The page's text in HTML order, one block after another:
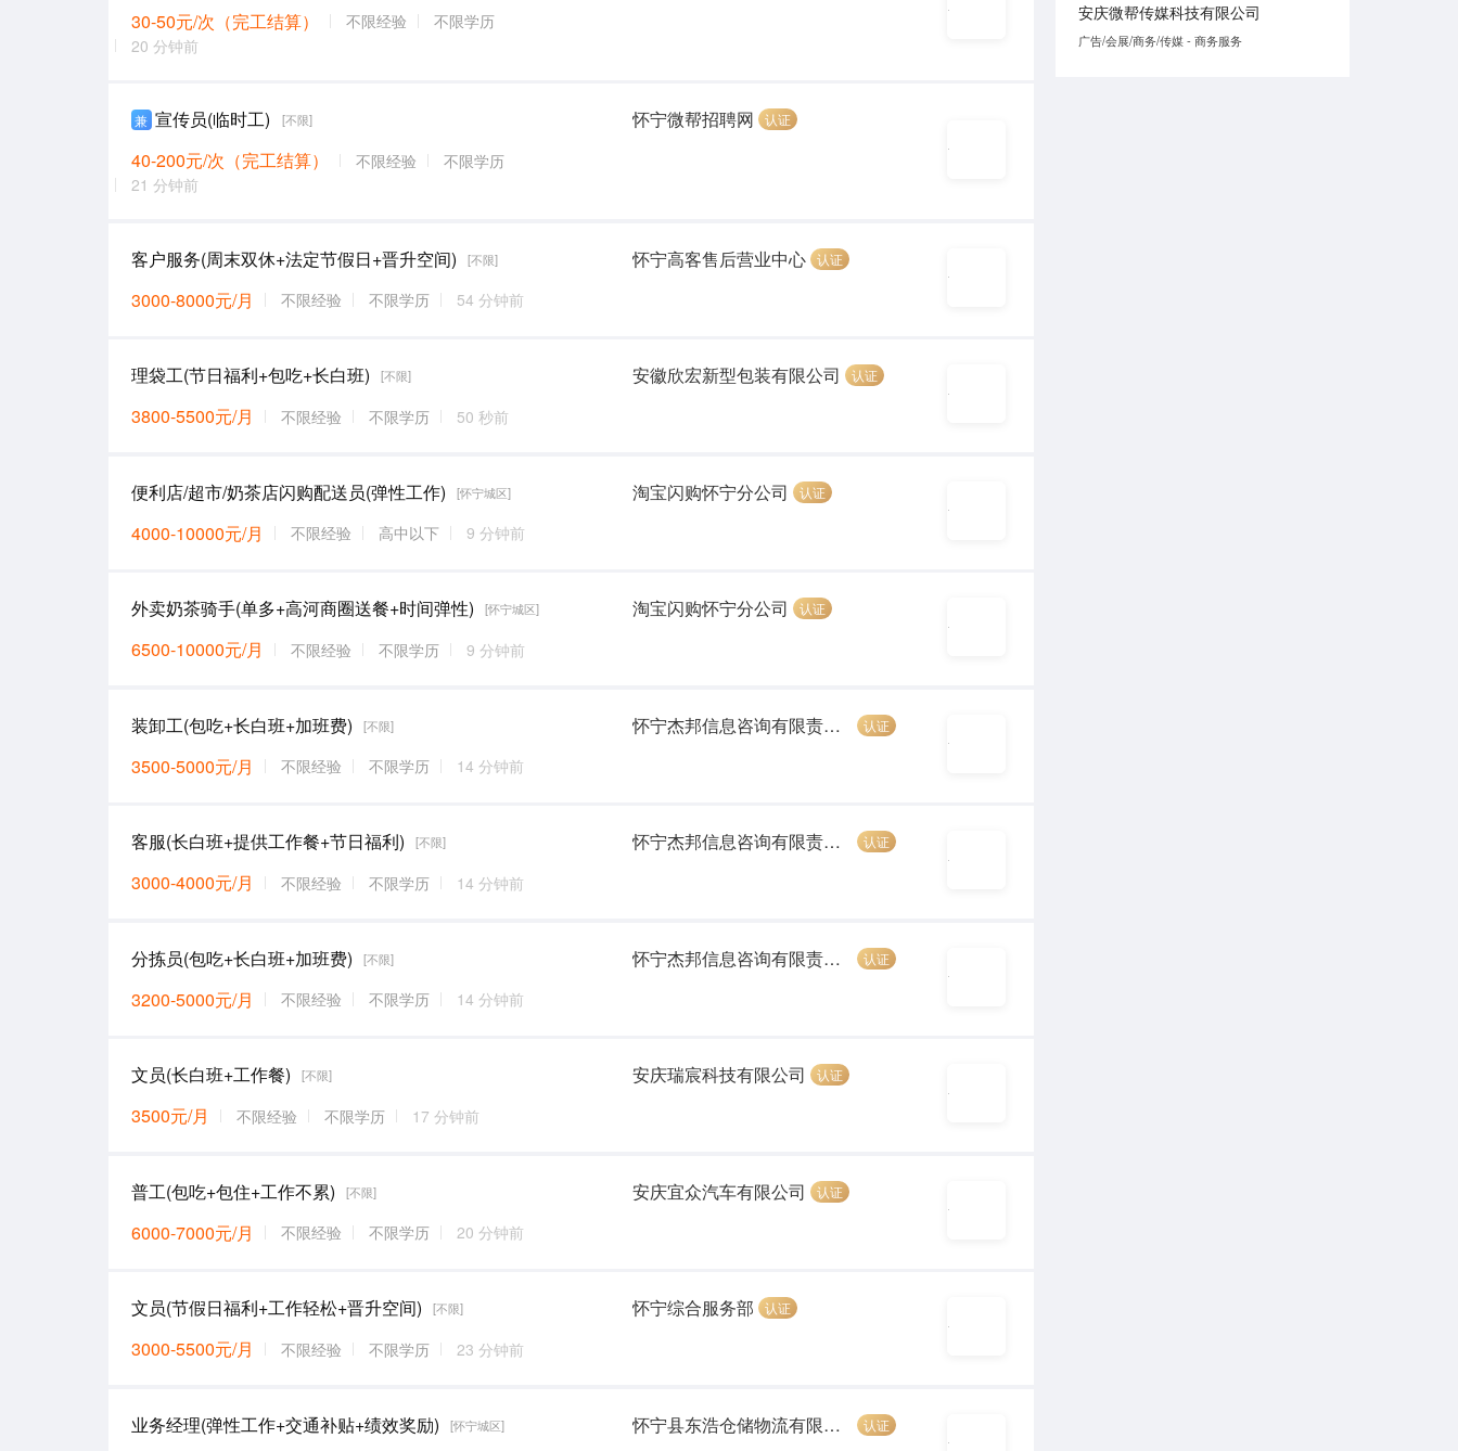
30-50元/次（完工结算） 不限经验
不限学历
20 分钟前
兼 宣传员(临时工) [不限]
40-200元/次（完工结算） 不限经验
不限学历
21 分钟前
怀宁微帮招聘网 认证
客户服务(周末双休+法定节假日+晋升空间) [不限]
3000-8000元/月 不限经验 不限学历 54 分钟前
怀宁高客售后营业中心 认证
理袋工(节日福利+包吃+长白班) [不限]
3800-5500元/月 不限经验 不限学历 50 秒前
安徽欣宏新型包装有限公司 认证
便利店/超市/奶茶店闪购配送员(弹性工作) [怀宁城区]
4000-10000元/月 不限经验 高中以下 9 分钟前
淘宝闪购怀宁分公司 认证
外卖奶茶骑手(单多+高河商圈送餐+时间弹性) [怀宁城区]
6500-10000元/月 不限经验 不限学历 9 分钟前
淘宝闪购怀宁分公司 认证
装卸工(包吃+长白班+加班费) [不限]
3500-5000元/月 不限经验 不限学历 14 分钟前
怀宁杰邦信息咨询有限责任公司 认证
客服(长白班+提供工作餐+节日福利) [不限]
3000-4000元/月 不限经验 不限学历 14 分钟前
怀宁杰邦信息咨询有限责任公司 认证
分拣员(包吃+长白班+加班费) [不限]
3200-5000元/月 不限经验 不限学历 14 分钟前
怀宁杰邦信息咨询有限责任公司 认证
文员(长白班+工作餐) [不限]
3500元/月 不限经验 不限学历 17 分钟前
安庆瑞宸科技有限公司 认证
普工(包吃+包住+工作不累) [不限]
6000-7000元/月 不限经验 不限学历 20 分钟前
安庆宜众汽车有限公司 认证
文员(节假日福利+工作轻松+晋升空间) [不限]
3000-5500元/月 不限经验 不限学历 23 分钟前
怀宁综合服务部 认证
业务经理(弹性工作+交通补贴+绩效奖励) [怀宁城区] 怀宁县东浩仓储物流有限公司 认证
安庆微帮传媒科技有限公司
广告/会展/商务/传媒 - 商务服务